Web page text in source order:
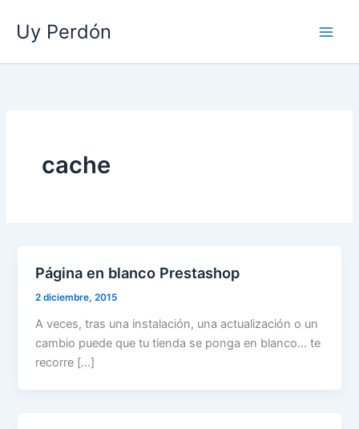
contenido
Uy Perdón
cache
Página en blanco Prestashop
2 diciembre, 2015
A veces, tras una instalación, una actualización o un
cambio puede que tu tienda se ponga en blanco… te
recorre […]